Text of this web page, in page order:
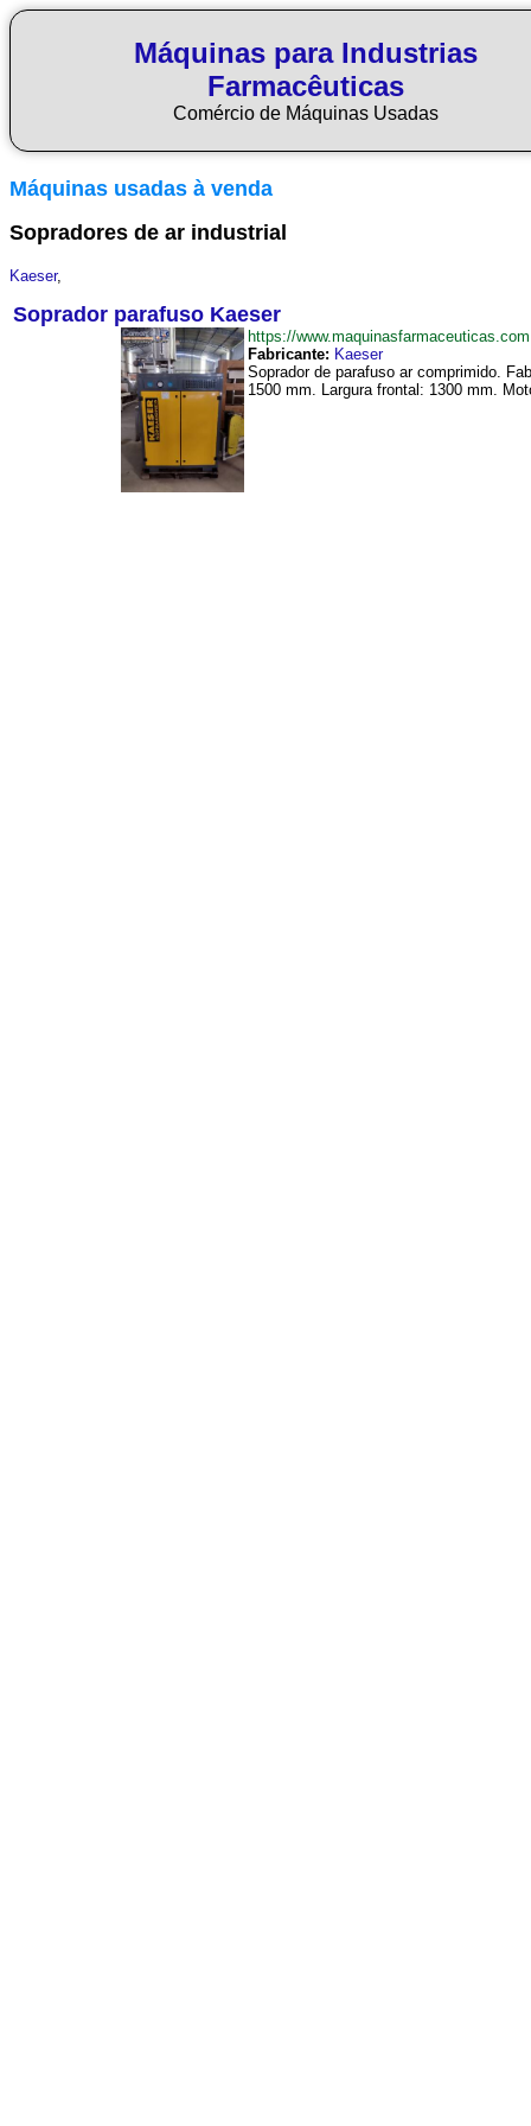
Máquinas para Industrias
Farmacêuticas
Comércio de Máquinas Usadas
Máquinas usadas à venda
Sopradores de ar industrial
Kaeser,
Soprador parafuso Kaeser
https://
Fabricante: Kaeser
Soprador de parafuso ar comprimido.
1500 mm. Largura frontal: 1300 mm.